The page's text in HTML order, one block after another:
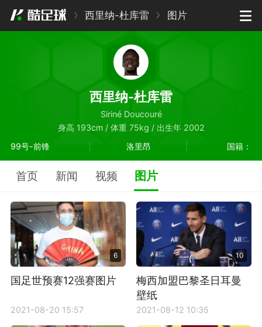
西里纳-杜库雷 图片
西里纳-杜库雷
Siriné Doucouré
身高 193cm / 体重 75kg / 出生年 2002
99号-前锋
洛里昂 国籍：
首页 新闻 视频 图片
6
国足世预赛12强赛图片
2021-08-20 15:57
10
梅西加盟巴黎圣日耳曼
壁纸
2021-08-12 10:35